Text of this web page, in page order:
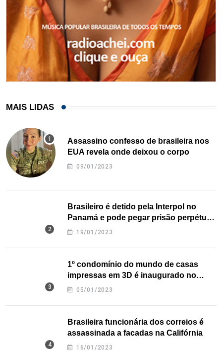
MAIS LIDAS
Assassino confesso de brasileira nos
EUA revela onde deixou o corpo
09/01/2023
Brasileiro é detido pela Interpol no
Panamá e pode pegar prisão perpétua
nos EUA
19/01/2023
1º condomínio do mundo de casas
impressas em 3D é inaugurado no
Texas
05/01/2023
Brasileira funcionária dos correios é
assassinada a facadas na Califórnia
16/01/2023